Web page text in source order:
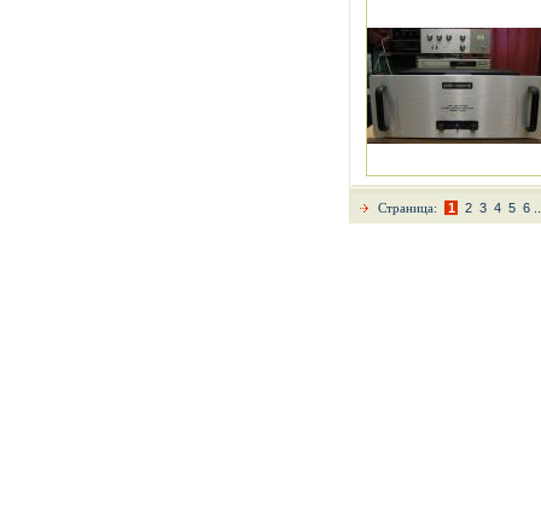
Страница: 1 2 3 4 5 6